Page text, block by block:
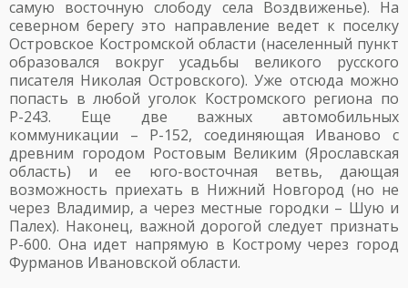
самую восточную слободу села Воздвиженье). На
северном берегу это направление ведет к поселку
Островское Костромской области (населенный пункт
образовался вокруг усадьбы великого русского
писателя Николая Островского). Уже отсюда можно
попасть в любой уголок Костромского региона по
Р-243. Еще две важных автомобильных
коммуникации – Р-152, соединяющая Иваново с
древним городом Ростовым Великим (Ярославская
область) и ее юго-восточная ветвь, дающая
возможность приехать в Нижний Новгород (но не
через Владимир, а через местные городки – Шую и
Палех). Наконец, важной дорогой следует признать
Р-600. Она идет напрямую в Кострому через город
Фурманов Ивановской области.